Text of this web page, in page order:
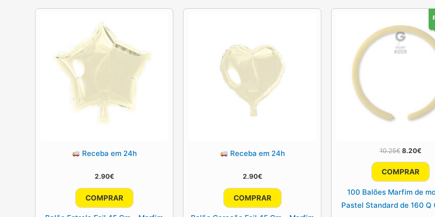
Receba em 24h
2.90€
COMPRAR
Receba em 24h
2.90€
COMPRAR
10.25€ O
era:
10.25€.
8.20€O
atual
COMPRAR
100 Balões Marfim de
Pastel Standard de 160 Q